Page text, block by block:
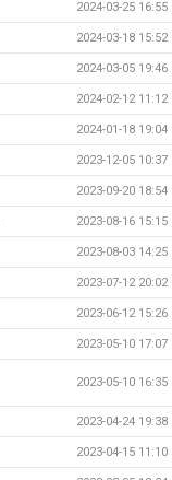
2024-03-25 16:55
2024-03-18 15:52
2024-03-05 19:46
2024-02-12 11:12
2024-01-18 19:04
2023-12-05 10:37
2023-09-20 18:54
2023-08-16 15:15
2023-08-03 14:25
2023-07-12 20:02
2023-06-12 15:26
2023-05-10 17:07
2023-05-10 16:35
2023-04-24 19:38
2023-04-15 11:10